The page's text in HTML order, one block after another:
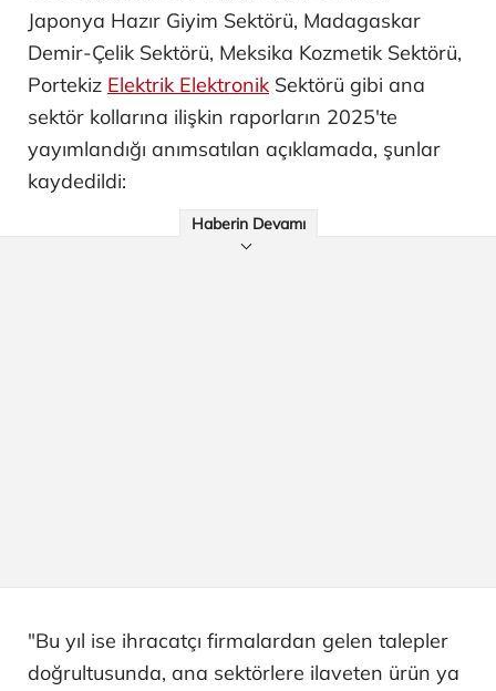
Japonya Hazır Giyim Sektörü, Madagaskar
Demir-Çelik Sektörü, Meksika Kozmetik Sektörü,
Portekiz Elektrik Elektronik Sektörü gibi ana
sektör kollarına ilişkin raporların 2025'te
yayımlandığı anımsatılan açıklamada, şunlar
kaydedildi:
Haberin Devamı
"Bu yıl ise ihracatçı firmalardan gelen talepler
doğrultusunda, ana sektörlere ilaveten ürün ya